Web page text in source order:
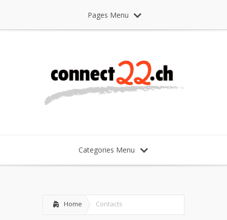
Pages Menu
Categories Menu
Home Contacts